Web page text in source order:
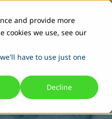
and provide more
cookies we use, see our
have to use just one
Decline
Betrieb &